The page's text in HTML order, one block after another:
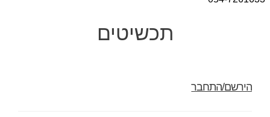
תכשיטים
הירשם/התחבר